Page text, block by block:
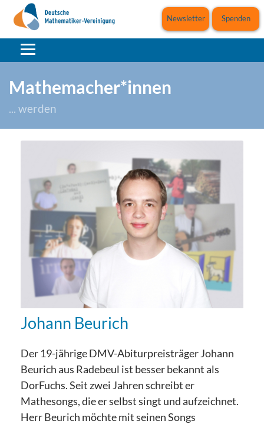
Spenden
Newsletter
Mathemacher*innen
... werden
Johann Beurich
Der 19-jährige DMV-Abiturpreisträger Johann
Beurich aus Radebeul ist besser bekannt als
DorFuchs. Seit zwei Jahren schreibt er
Mathesongs, die er selbst singt und aufzeichnet.
Herr Beurich möchte mit seinen Songs